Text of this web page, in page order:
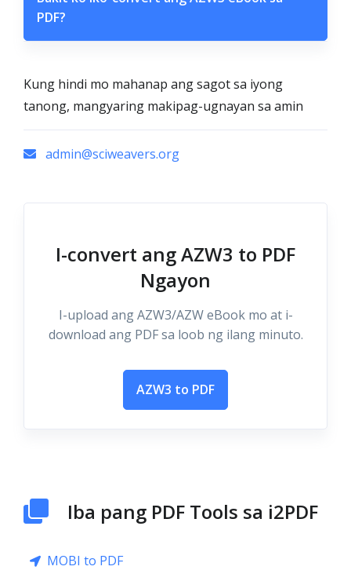
PDF?
Kung hindi mo mahanap ang sagot sa iyong
tanong, mangyaring makipag-ugnayan sa amin
admin@sciweavers.org
I-convert ang AZW3 to PDF
Ngayon
I-upload ang AZW3/AZW eBook mo at i-
download ang PDF sa loob ng ilang minuto.
AZW3 to PDF
Iba pang PDF Tools sa i2PDF
MOBI to PDF